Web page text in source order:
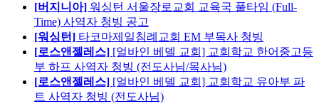
[버지니아] 워싱턴 서울장로교회 교육국 풀타임 (Full-
Time) 사역자 청빙 공고
[워싱턴] 타코마제일침례교회 EM 부목사 청빙
[로스앤젤레스] [얼바인 베델 교회] 교회학교 한어중고등
부 하프 사역자 청빙 (전도사님/목사님)
[로스앤젤레스] [얼바인 베델 교회] 교회학교 유아부 파
트 사역자 청빙 (전도사님)